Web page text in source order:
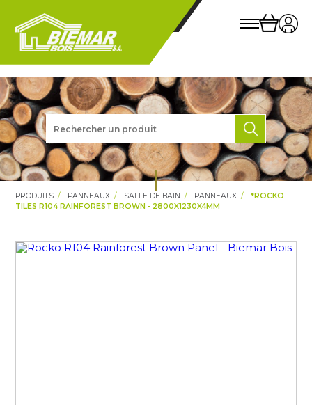
PRODUITS PANNEAUX SALLE DE BAIN PANNEAUX
*ROCKO
TILES R104 RAINFOREST BROWN - 2800X1230X4MM